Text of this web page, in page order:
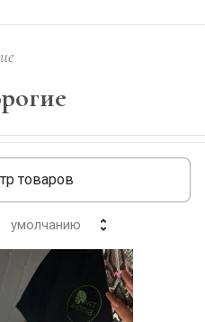
товаров
умолчанию